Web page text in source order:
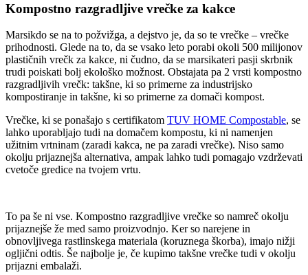
Kompostno razgradljive vrečke za kakce
Marsikdo se na to požvižga, a dejstvo je, da so te vrečke – vrečke
prihodnosti. Glede na to, da se vsako leto porabi okoli 500 milijonov
plastičnih vrečk za kakce, ni čudno, da se marsikateri pasji skrbnik
trudi poiskati bolj ekološko možnost. Obstajata pa 2 vrsti kompostno
razgradljivih vrečk: takšne, ki so primerne za industrijsko
kompostiranje in takšne, ki so primerne za domači kompost.
Vrečke, ki se ponašajo s certifikatom TUV HOME Compostable, se
lahko uporabljajo tudi na domačem kompostu, ki ni namenjen
užitnim vrtninam (zaradi kakca, ne pa zaradi vrečke). Niso samo
okolju prijaznejša alternativa, ampak lahko tudi pomagajo vzdrževati
cvetoče gredice na tvojem vrtu.
To pa še ni vse. Kompostno razgradljive vrečke so namreč okolju
prijaznejše že med samo proizvodnjo. Ker so narejene in
obnovljivega rastlinskega materiala (koruznega škorba), imajo nižji
ogljični odtis. Še najbolje je, če kupimo takšne vrečke tudi v okolju
prijazni embalaži.